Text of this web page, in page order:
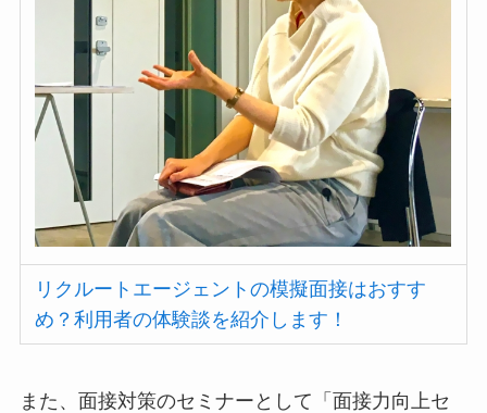
リクルートエージェントの模擬面接はおすす
め？利用者の体験談を紹介します！
また、面接対策のセミナーとして 「面接力向上セ